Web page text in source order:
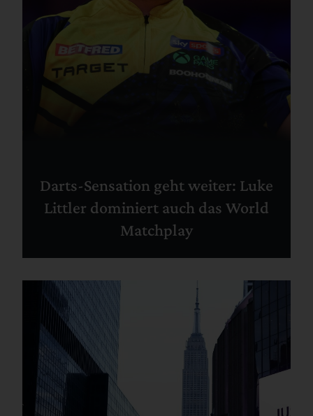
Darts-Sensation geht weiter: Luke
Littler dominiert auch das World
Matchplay